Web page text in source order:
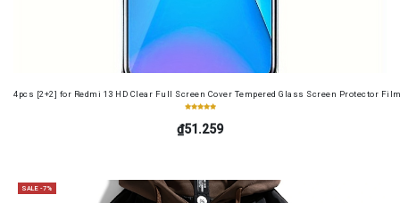
4pcs [2+2] for Redmi 13 HD Clear Full Screen Cover Tempered Glass Screen Protector
₫51.259
SALE -7%